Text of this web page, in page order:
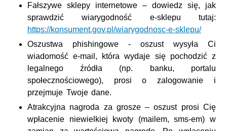
Fałszywe sklepy internetowe – dowiedz się, jak
sprawdzić wiarygodność e-sklepu tutaj:
https://konsument.gov.pl/wiarygodnosc-e-sklepu/
Oszustwa phishingowe - oszust wysyła Ci
wiadomość e-mail, która wydaje się pochodzić z
legalnego źródła (np. banku, portalu
społecznościowego), prosi o zalogowanie i
przejmuje Twoje dane.
Atrakcyjna nagroda za grosze – oszust prosi Cię
wpłacenie niewielkiej kwoty (mailem, sms-em) w